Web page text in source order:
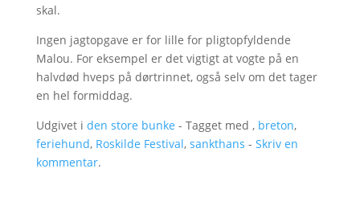
skal.
Ingen jagtopgave er for lille for pligtopfyldende
Malou. For eksempel er det vigtigt at vogte på en
halvdød hveps på dørtrinnet, også selv om det tager
en hel formiddag.
Udgivet i den store bunke - Tagget med , breton,
feriehund, Roskilde Festival, sankthans - Skriv en
kommentar.